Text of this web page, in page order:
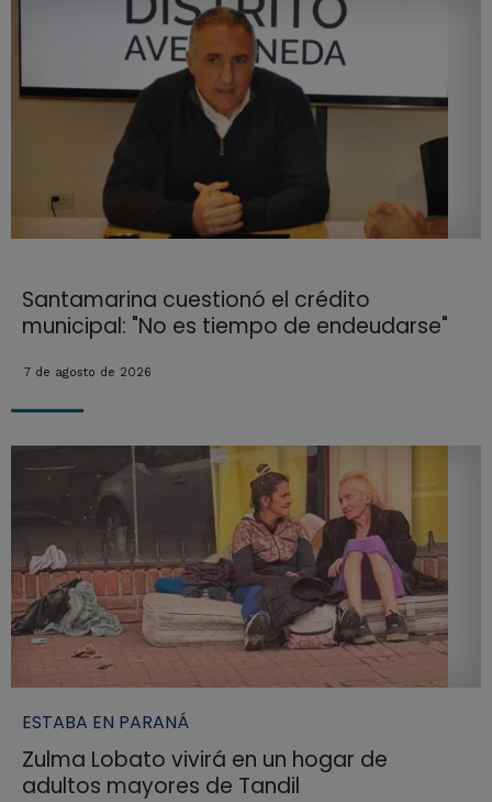
Santamarina cuestionó el crédito
municipal: "No es tiempo de endeudarse"
7 de agosto de 2026
ESTABA EN PARANÁ
Zulma Lobato vivirá en un hogar de
adultos mayores de Tandil